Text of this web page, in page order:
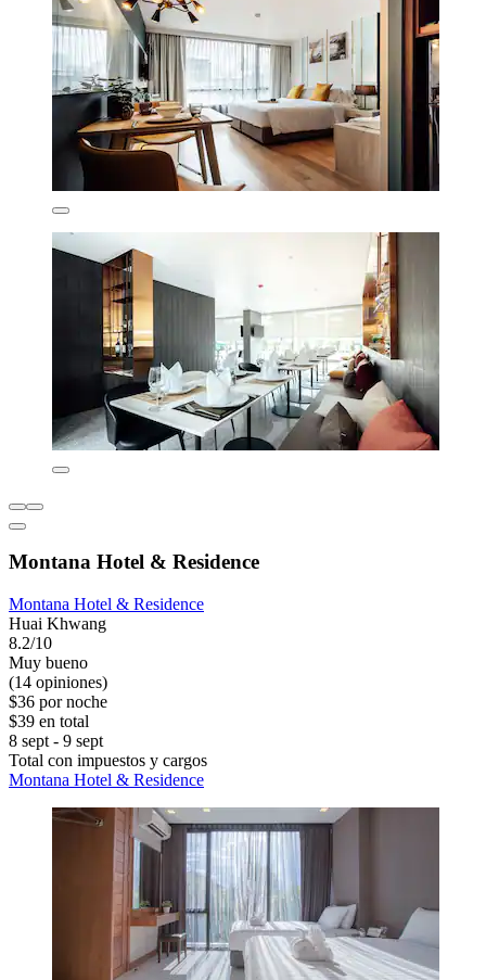
Montana Hotel & Residence
Montana Hotel & Residence
Huai Khwang
8.2/10
Muy bueno
(14 opiniones)
$36 por noche
$39 en total
8 sept - 9 sept
Total con impuestos y cargos
Montana Hotel & Residence